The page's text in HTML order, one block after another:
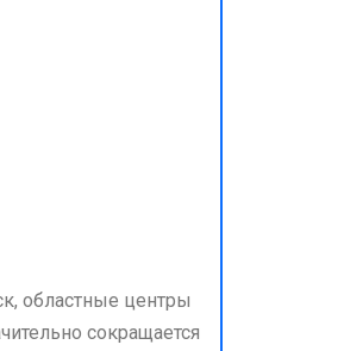
областные центры
сокращается